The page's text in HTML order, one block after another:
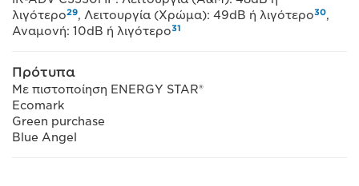
λιγότερο29, Λειτουργία (Χρώμα): 49dB ή λιγότερο30,
Αναμονή: 10dB ή λιγότερο31
Πρότυπα
Με πιστοποίηση ENERGY STAR®
Ecomark
Green purchase
Blue Angel